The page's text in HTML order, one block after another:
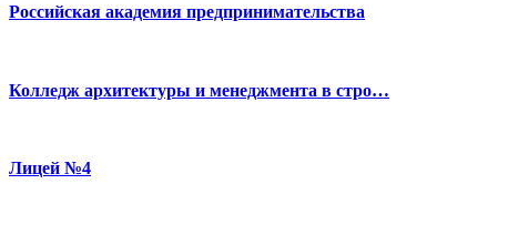
Российская академия предпринимательства
Колледж архитектуры и менеджмента в стро…
Лицей №4